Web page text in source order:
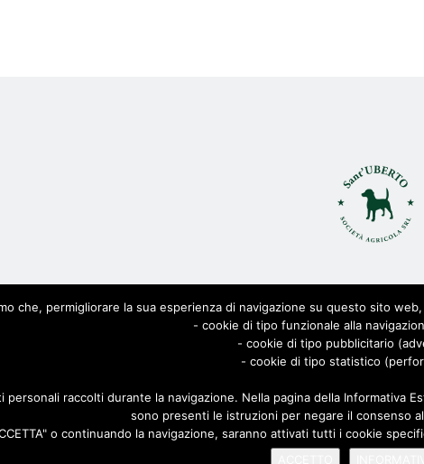
© Sant'Uberto Società Agricola s.r.l. - All
Viale Toscana 200, 21052 Busto
Via Biella 22/24, 20025
Privacy Policy| Cookie Policy|
che, permigliorare la sua esperienza di navigazione su questo sito
- cookie di tipo funzionale alla
- cookie di tipo pubblicitario
- cookie di tipo statistico
personali raccolti durante la navigazione. Nella pagina della
sono presenti le istruzioni per negare il consenso
o continuando la navigazione, saranno attivati tutti i cookie